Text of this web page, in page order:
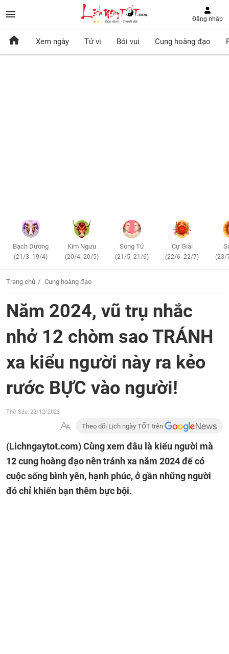
Đăng nhập
Xem ngày Tử vi Bói vui Cung hoàng đạo
Bạch Dương
(21/3- 19/4)
Kim Ngưu
(20/4- 20/5)
Song Tử
(21/5- 21/6)
Cự Giải
(22/6- 22/7) (23/
Trang chủ Cung hoàng đạo
Năm 2024, vũ trụ nhắc
nhở 12 chòm sao TRÁNH
xa kiểu người này ra kẻo
rước BỰC vào người!
Thứ Sáu, 22/12/2023
Theo dõi Lịch ngày TỐT trên
(Lichngaytot.com)Cùng xem đâu là kiểu người mà
12 cung hoàng đạo nên tránh xa năm 2024 để có
cuộc sống bình yên, hạnh phúc, ở gần những người
đó chỉ khiến bạn thêm bực bội.